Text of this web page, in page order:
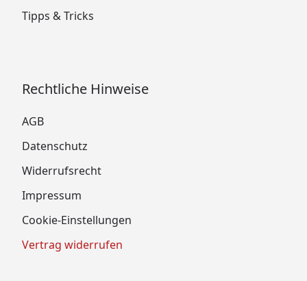
Tipps & Tricks
Rechtliche Hinweise
AGB
Datenschutz
Widerrufsrecht
Impressum
Cookie-Einstellungen
Vertrag widerrufen